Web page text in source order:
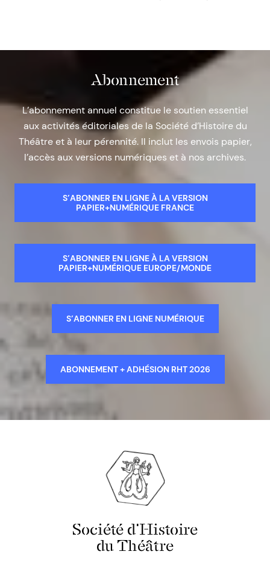
Abonnement
L’abonnement annuel constitue le soutien essentiel
aux activités éditoriales de la Société d’Histoire du
Théâtre et à leur pérennité. Il inclut les envois papier,
l’accès aux versions numériques et à nos archives.
S’ABONNER EN LIGNE À LA VERSION
PAPIER+NUMÉRIQUE FRANCE
S’ABONNER EN LIGNE À LA VERSION
PAPIER+NUMÉRIQUE EUROPE/MONDE
S’ABONNER EN LIGNE NUMÉRIQUE
ABONNEMENT + ADHÉSION RHT 2026
Société d'Histoire
du Théâtre